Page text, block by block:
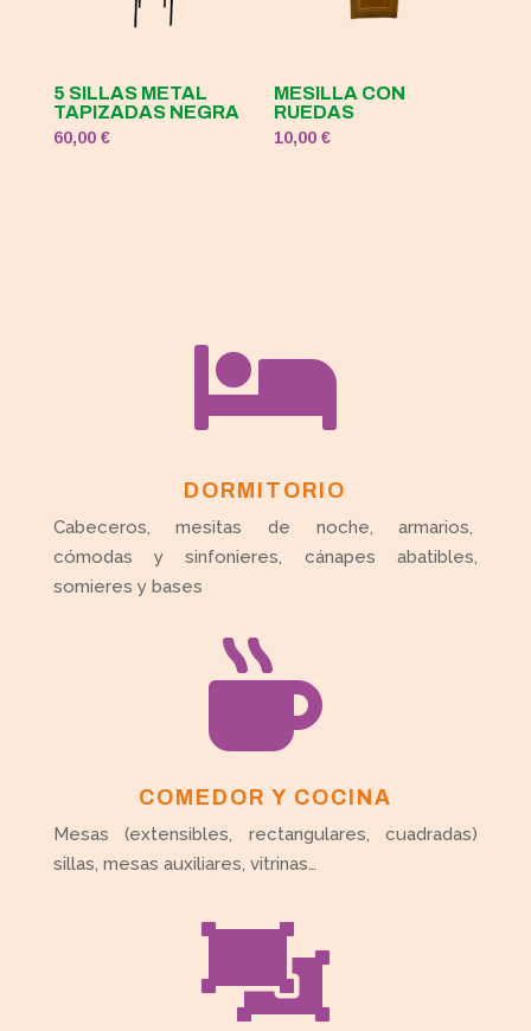
5 SILLAS METAL
TAPIZADAS NEGRA
60,00 €
MESILLA CON
RUEDAS
10,00€

DORMITORIO
Cabeceros, mesitas de noche, armarios,
cómodas y sinfonieres, cánapes abatibles,
somieres y bases

COMEDOR Y COCINA
Mesas (extensibles, rectangulares, cuadradas)
sillas, mesas auxiliares, vitrinas…
